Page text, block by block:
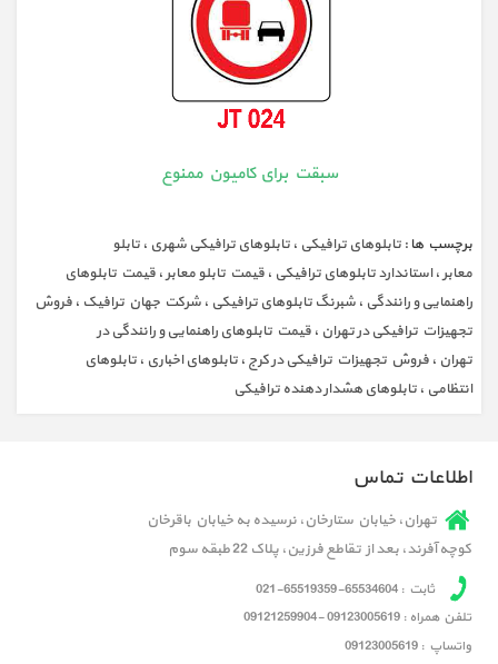
سبقت برای کامیون ممنوع
برچسب ها :تابلوهای ترافیکی ،تابلوهای ترافیکی شهری ،تابلو
معابر،استاندارد تابلوهای ترافیکی ،قیمت تابلو معابر،قیمت تابلوهای
راهنمایی و رانندگی ،شبرنگ تابلوهای ترافیکی ،شرکت جهان ترافیک ،فروش
تجهیزات ترافیکی در تهران ،قیمت تابلوهای راهنمایی و رانندگی در
تهران ،فروش تجهیزات ترافیکی در کرج ،تابلوهای اخباری ،تابلوهای
انتظامی ،تابلوهای هشدار دهنده ترافیکی
اطلاعات تماس
تهران، خیابان ستارخان، نرسیده به خیابان باقرخان
کوچه آفرند، بعد از تقاطع فرزین، پلاک 22 طبقه سوم
ثابت : 65534604-65519359-021
تلفن همراه : 09123005619 -09121259904
واتساپ : 09123005619